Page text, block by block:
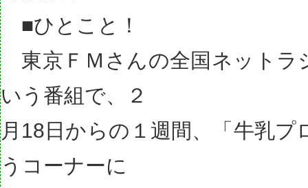
■ひとこと！
東京ＦＭさんの全国ネットラ
いう番組で、２
月18日からの１週間、「牛乳プ
うコーナーに